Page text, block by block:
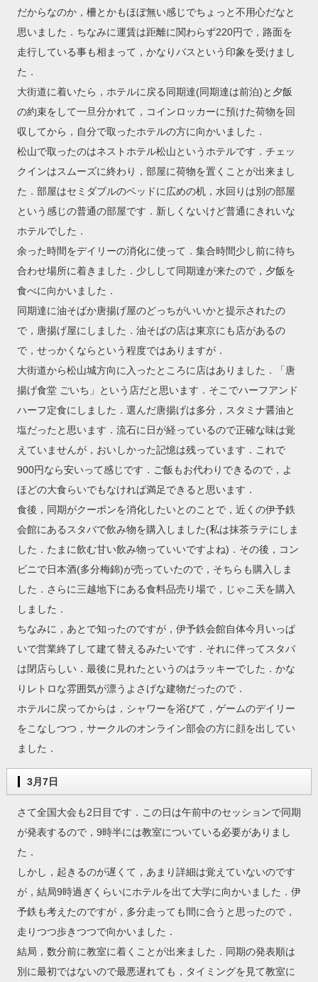
だからなのか，柵とかもほぼ無い感じでちょっと不用心だなと
思いました．ちなみに運賃は距離に関わらず220円で，路面を
走行している事も相まって，かなりバスという印象を受けまし
た．
大街道に着いたら，ホテルに戻る同期達(同期達は前泊)と夕飯
の約束をして一旦分かれて，コインロッカーに預けた荷物を回
収してから，自分で取ったホテルの方に向かいました．
松山で取ったのはネストホテル松山というホテルです．チェッ
クインはスムーズに終わり，部屋に荷物を置くことが出来まし
た．部屋はセミダブルのベッドに広めの机，水回りは別の部屋
という感じの普通の部屋です．新しくないけど普通にきれいな
ホテルでした．
余った時間をデイリーの消化に使って．集合時間少し前に待ち
合わせ場所に着きました．少しして同期達が来たので，夕飯を
食べに向かいました．
同期達に油そばか唐揚げ屋のどっちがいいかと提示されたの
で，唐揚げ屋にしました．油そばの店は東京にも店があるの
で，せっかくならという程度ではありますが．
大街道から松山城方向に入ったところに店はありました．「唐
揚げ食堂 ごいち」という店だと思います．そこでハーフアンド
ハーフ定食にしました．選んだ唐揚げは多分，スタミナ醤油と
塩だったと思います．流石に日が経っているので正確な味は覚
えていませんが，おいしかった記憶は残っています．これで
900円なら安いって感じです．ご飯もお代わりできるので，よ
ほどの大食らいでもなければ満足できると思います．
食後，同期がクーポンを消化したいとのことで，近くの伊予鉄
会館にあるスタバで飲み物を購入しました(私は抹茶ラテにしま
した．たまに飲む甘い飲み物っていいですよね)．その後，コン
ビニで日本酒(多分梅錦)が売っていたので，そちらも購入しま
した．さらに三越地下にある食料品売り場で，じゃこ天を購入
しました．
ちなみに，あとで知ったのですが，伊予鉄会館自体今月いっぱ
いで営業終了して建て替えるみたいです．それに伴ってスタバ
は閉店らしい．最後に見れたというのはラッキーでした．かな
りレトロな雰囲気が漂うよさげな建物だったので．
ホテルに戻ってからは，シャワーを浴びて，ゲームのデイリー
をこなしつつ，サークルのオンライン部会の方に顔を出してい
ました．
3月7日
さて全国大会も2日目です．この日は午前中のセッションで同期
が発表するので，9時半には教室についている必要がありまし
た．
しかし，起きるのが遅くて，あまり詳細は覚えていないのです
が，結局9時過ぎくらいにホテルを出て大学に向かいました．伊
予鉄も考えたのですが，多分走っても間に合うと思ったので，
走りつつ歩きつつで向かいました．
結局，数分前に教室に着くことが出来ました．同期の発表順は
別に最初ではないので最悪遅れても，タイミングを見て教室に